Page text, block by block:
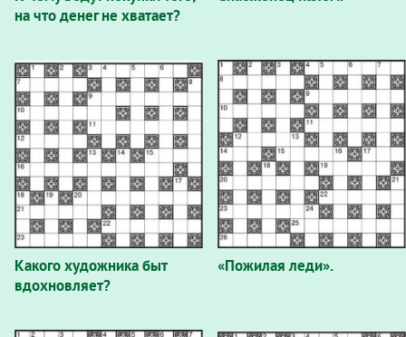
на что денег не хватает?
Какого художника быт
вдохновляет?
«Пожилая леди».